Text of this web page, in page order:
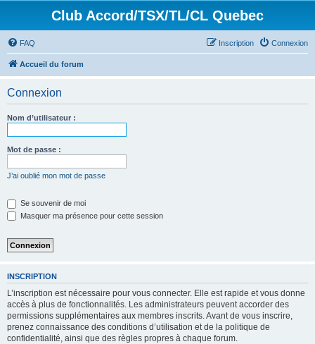
Club Accord/TSX/TL/CL Quebec
FAQ Connexion
Inscription
Accueil du forum
Connexion
Nom d’utilisateur :
Mot de passe :
J’ai oublié mon mot de passe
Se souvenir de moi
Masquer ma présence pour cette session
INSCRIPTION
L’inscription est nécessaire pour vous connecter. Elle est rapide et vous donne
accès à plus de fonctionnalités. Les administrateurs peuvent accorder des
permissions supplémentaires aux membres inscrits. Avant de vous inscrire,
prenez connaissance des conditions d’utilisation et de la politique de
confidentialité, ainsi que des règles propres à chaque forum.